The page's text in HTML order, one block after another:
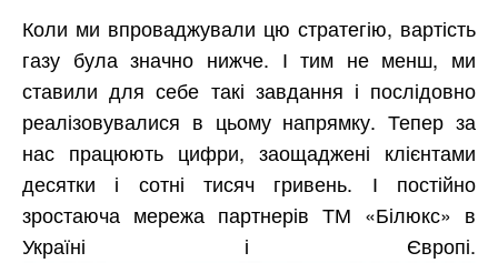
Коли ми впроваджували цю стратегію, вартість
газу була значно нижче. І тим не менш, ми
ставили для себе такі завдання і послідовно
реалізовувалися в цьому напрямку. Тепер за
нас працюють цифри, заощаджені клієнтами
десятки і сотні тисяч гривень. І постійно
зростаюча мережа партнерів ТМ «Білюкс» в
Україні і Європі.